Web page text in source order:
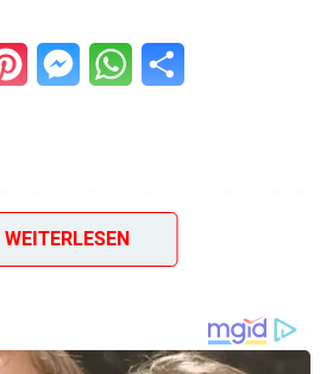
PinterestMessengerWhatsApp
Grünkohl
brauchen wir…
WEITERLESEN